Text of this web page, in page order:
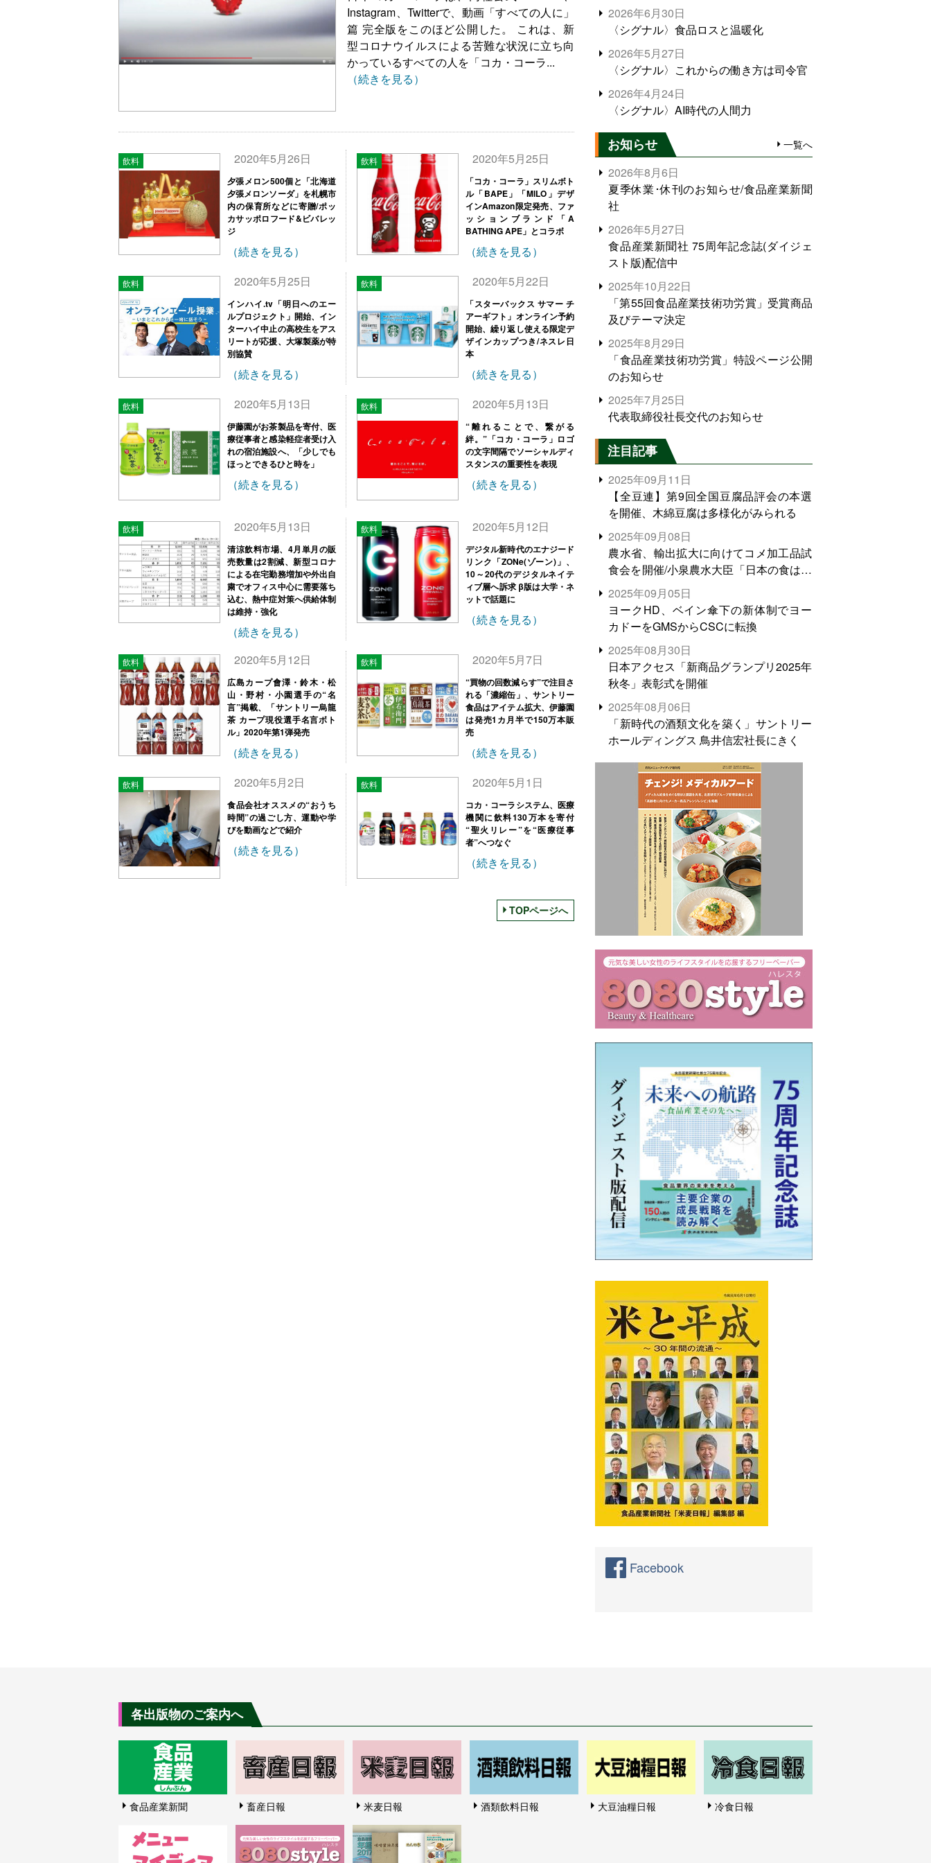
Instagram、Twitterで、動画「すべての人に」
篇 完全版をこのほど公開した。 これは、新
型コロナウイルスによる苦難な状況に立ち向
かっているすべての人を「コカ・コーラ...
（続きを見る）
飲料 2020年5月26日
夕張メロン500個と「北海道
夕張メロンソーダ」を札幌市
内の保育所などに寄贈/ポッ
カサッポロフード&ビバレッ
ジ
（続きを見る）
飲料 2020年5月25日
「コカ・コーラ」スリムボト
ル「BAPE」「MILO」デザ
インAmazon限定発売、ファ
ッションブランド「A
BATHING APE」とコラボ
（続きを見る）
飲料 2020年5月25日
インハイ.tv「明日へのエー
ルプロジェクト」開始、イン
ターハイ中止の高校生をアス
リートが応援、大塚製薬が特
別協賛
（続きを見る）
飲料 2020年5月22日
「スターバックス サマー チ
アーギフト」オンライン予約
開始、繰り返し使える限定デ
ザインカップつき/ネスレ日
本
（続きを見る）
飲料 2020年5月13日
伊藤園がお茶製品を寄付、医
療従事者と感染軽症者受け入
れの宿泊施設へ、「少しでも
ほっとできるひと時を」
（続きを見る）
飲料 2020年5月13日
“離れることで、繋がる
絆。”「コカ・コーラ」ロゴ
の文字間隔でソーシャルディ
スタンスの重要性を表現
（続きを見る）
飲料 2020年5月13日
清涼飲料市場、4月単月の販
売数量は2割減、新型コロナ
による在宅勤務増加や外出自
粛でオフィス中心に需要落ち
込む、熱中症対策へ供給体制
は維持・強化
（続きを見る）
飲料 2020年5月12日
デジタル新時代のエナジード
リンク「ZONe(ゾーン)」、
10～20代のデジタルネイテ
ィブ層へ訴求 β版は大学・ネ
ットで話題に
（続きを見る）
飲料 2020年5月12日
広島カープ會澤・鈴木・松
山・野村・小園選手の“名
言”掲載、「サントリー烏龍
茶 カープ現役選手名言ボト
ル」2020年第1弾発売
（続きを見る）
飲料 2020年5月7日
“買物の回数減らす”で注目さ
れる「濃縮缶」、サントリー
食品はアイテム拡大、伊藤園
は発売1カ月半で150万本販
売
（続きを見る）
飲料 2020年5月2日
食品会社オススメの“おうち
時間”の過ごし方、運動や学
びを動画などで紹介
（続きを見る）
飲料 2020年5月1日
コカ・コーラシステム、医療
機関に飲料130万本を寄付
“聖火リレー”を“医療従事
者”へつなぐ
（続きを見る）
TOPページへ
2026年6月30日
〈シグナル〉食品ロスと温暖化
2026年5月27日
〈シグナル〉これからの働き方は司令官
2026年4月24日
〈シグナル〉AI時代の人間力
お知らせ 一覧へ
2026年8月6日
夏季休業･休刊のお知らせ/食品産業新聞
社
2026年5月27日
食品産業新聞社 75周年記念誌(ダイジェ
スト版)配信中
2025年10月22日
「第55回食品産業技術功労賞」受賞商品
及びテーマ決定
2025年8月29日
「食品産業技術功労賞」特設ページ公開
のお知らせ
2025年7月25日
代表取締役社長交代のお知らせ
注目記事
2025年09月11日
【全豆連】第9回全国豆腐品評会の本選
を開催、木綿豆腐は多様化がみられる
2025年09月08日
農水省、輸出拡大に向けてコメ加工品試
食会を開催/小泉農水大臣「日本の食は世
界でトップをとれる。米増産に向けて、
米輸出需要の拡大を」
2025年09月05日
ヨークHD、ベイン傘下の新体制でヨー
カドーをGMSからCSCに転換
2025年08月30日
日本アクセス「新商品グランプリ2025年
秋冬」表彰式を開催
2025年08月06日
「新時代の酒類文化を築く」サントリー
ホールディングス 鳥井信宏社長にきく
Facebook
各出版物のご案内へ
食品産業新聞 畜産日報 米麦日報 酒類飲料日報 大豆油糧日報 冷食日報